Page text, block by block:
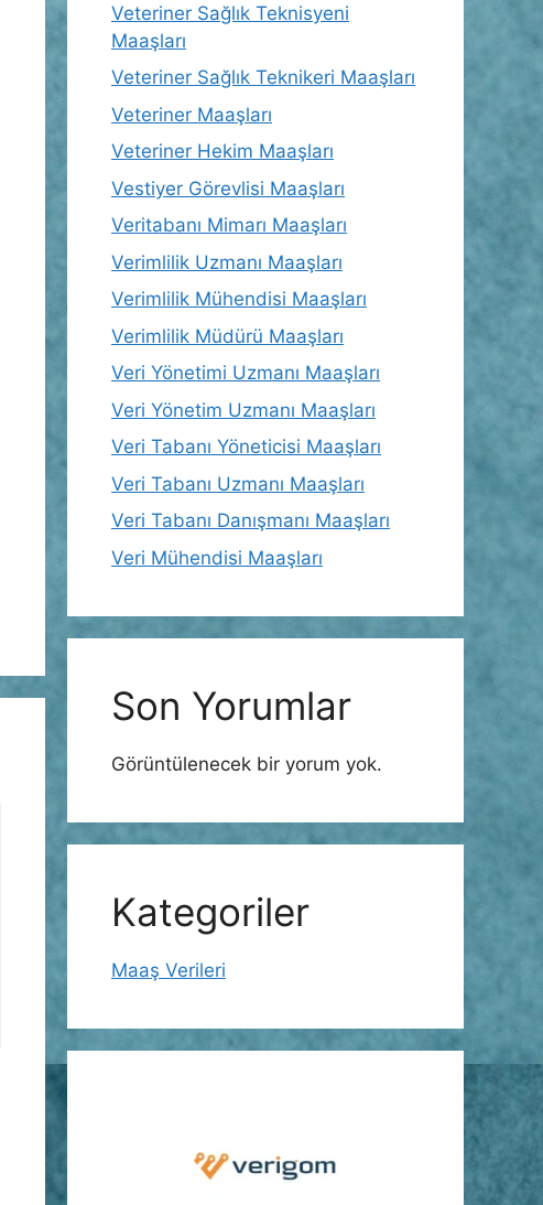
Veteriner Sağlık Teknisyeni
Maaşları
Veteriner Sağlık Teknikeri Maaşları
Veteriner Maaşları
Veteriner Hekim Maaşları
Vestiyer Görevlisi Maaşları
Veritabanı Mimarı Maaşları
Verimlilik Uzmanı Maaşları
Verimlilik Mühendisi Maaşları
Verimlilik Müdürü Maaşları
Veri Yönetimi Uzmanı Maaşları
Veri Yönetim Uzmanı Maaşları
Veri Tabanı Yöneticisi Maaşları
Veri Tabanı Uzmanı Maaşları
Veri Tabanı Danışmanı Maaşları
Veri Mühendisi Maaşları
Son Yorumlar
Görüntülenecek bir yorum yok.
Kategoriler
Maaş Verileri